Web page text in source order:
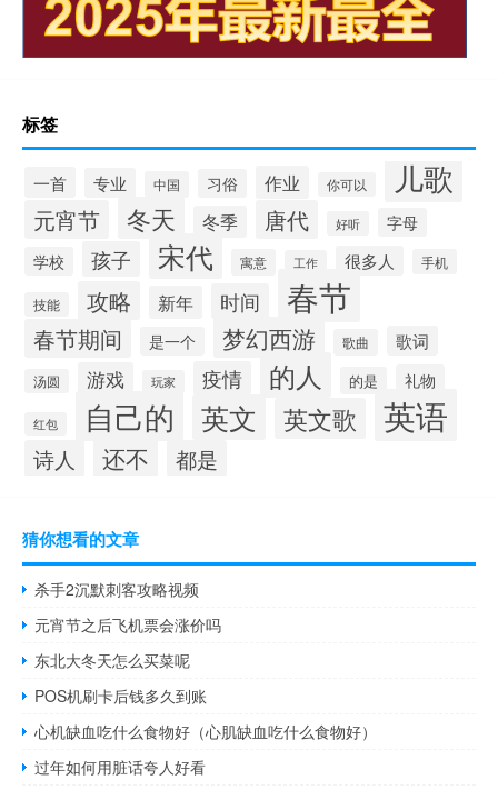
标签
一首 专业 中国 习俗 作业 你可以 儿歌
元宵节 冬天 冬季 唐代 好听
字母
学校
孩子 宋代 寓意 工作 很多人 手机
技能 攻略 新年 时间 春节
春节期间 是一个 梦幻西游 歌曲 歌词
汤圆 游戏 玩家 疫情 的人 的是 礼物
红包 自己的 英文 英文歌 英语
诗人 还不 都是
猜你想看的文章
杀手2沉默刺客攻略视频
元宵节之后飞机票会涨价吗
东北大冬天怎么买菜呢
POS机刷卡后钱多久到账
心机缺血吃什么食物好（心肌缺血吃什么食物好）
过年如何用脏话夸人好看